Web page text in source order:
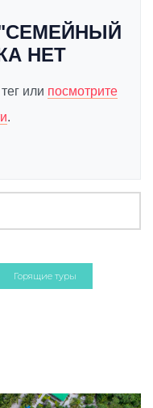
НЕТ
или посмотрите
.
Горящие туры